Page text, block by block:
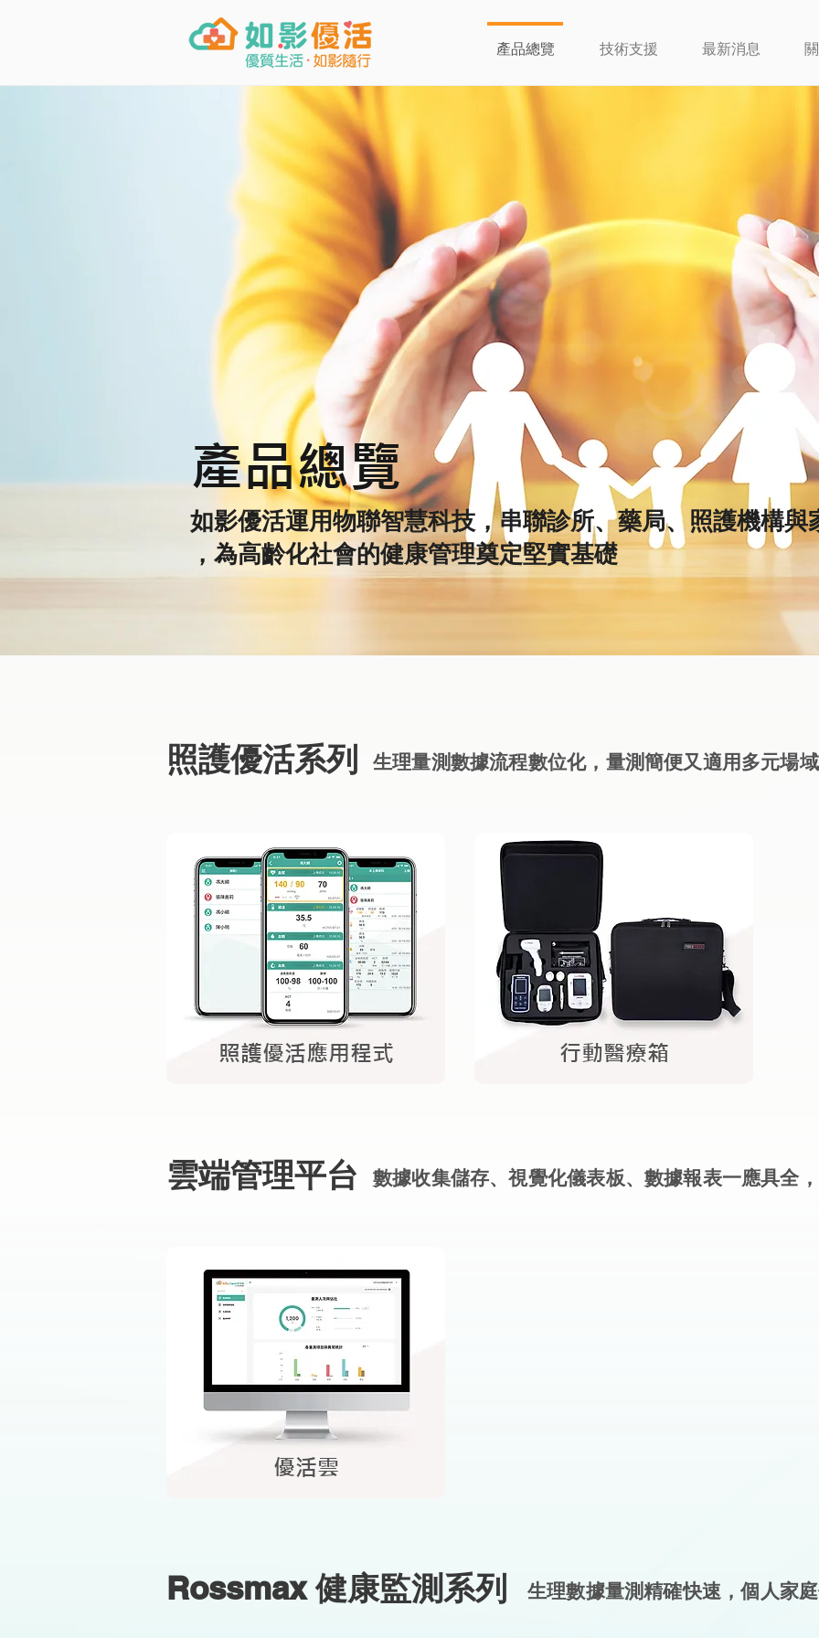
產品總覽 技術支援 最新消息
產品總覽
如影優活運用物聯智慧科技，串聯診所、藥局、照護機構與
，為高齡化社會的健康管理奠定堅實基礎
照護優活系列 生理量測數據流程數位化，量測簡便又適用多元場域
照護優活應用程式 行動醫療箱
雲端管理平台 數據收集儲存、視覺化儀表板、數據報表一應具全
優活雲
Rossmax 健康監測系列 生理數據量測精確快速，個人家